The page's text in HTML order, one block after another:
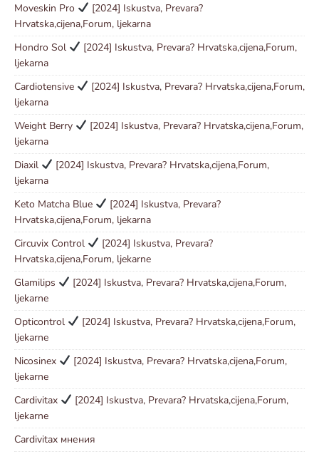
Moveskin Pro
[2024] Iskustva, Prevara?
Hrvatska,cijena,Forum, ljekarna
Hondro Sol
[2024] Iskustva, Prevara? Hrvatska,cijena,Forum,
ljekarna
Cardiotensive
[2024] Iskustva, Prevara? Hrvatska,cijena,Forum,
ljekarna
Weight Berry
[2024] Iskustva, Prevara? Hrvatska,cijena,Forum,
ljekarna
Diaxil
[2024] Iskustva, Prevara? Hrvatska,cijena,Forum,
ljekarna
Keto Matcha Blue
[2024] Iskustva, Prevara?
Hrvatska,cijena,Forum, ljekarna
Circuvix Control
[2024] Iskustva, Prevara?
Hrvatska,cijena,Forum, ljekarne
Glamilips
[2024] Iskustva, Prevara? Hrvatska,cijena,Forum,
ljekarne
Opticontrol
[2024] Iskustva, Prevara? Hrvatska,cijena,Forum,
ljekarne
Nicosinex
[2024] Iskustva, Prevara? Hrvatska,cijena,Forum,
ljekarne
Cardivitax
[2024] Iskustva, Prevara? Hrvatska,cijena,Forum,
ljekarne
Cardivitax мнения